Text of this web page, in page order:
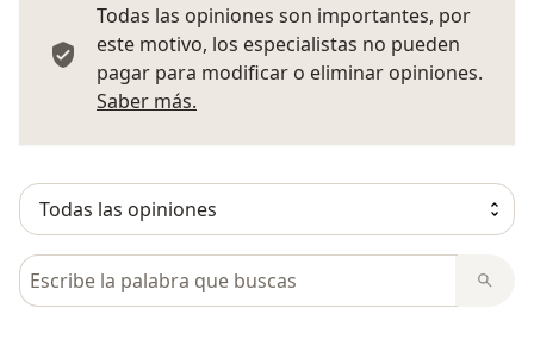
Todas las opiniones son importantes, por
este motivo, los especialistas no pueden
pagar para modificar o eliminar opiniones.
Saber más.
Busca en opiniones